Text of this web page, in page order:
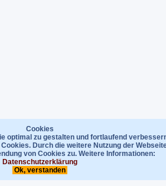
Cookies
optimal zu gestalten und fortlaufend
Durch die weitere Nutzung der
von Cookies zu. Weitere Informationen:
Datenschutzerklärung
Ok, verstanden